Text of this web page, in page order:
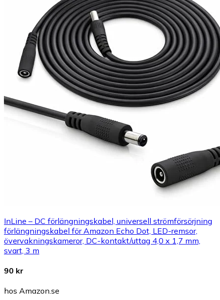
InLine – DC förlängningskabel, universell strömförsörjning
förlängningskabel för Amazon Echo Dot, LED-remsor,
övervakningskameror, DC-kontakt/uttag 4,0 x 1,7 mm,
svart, 3 m
90 kr
hos Amazon.se